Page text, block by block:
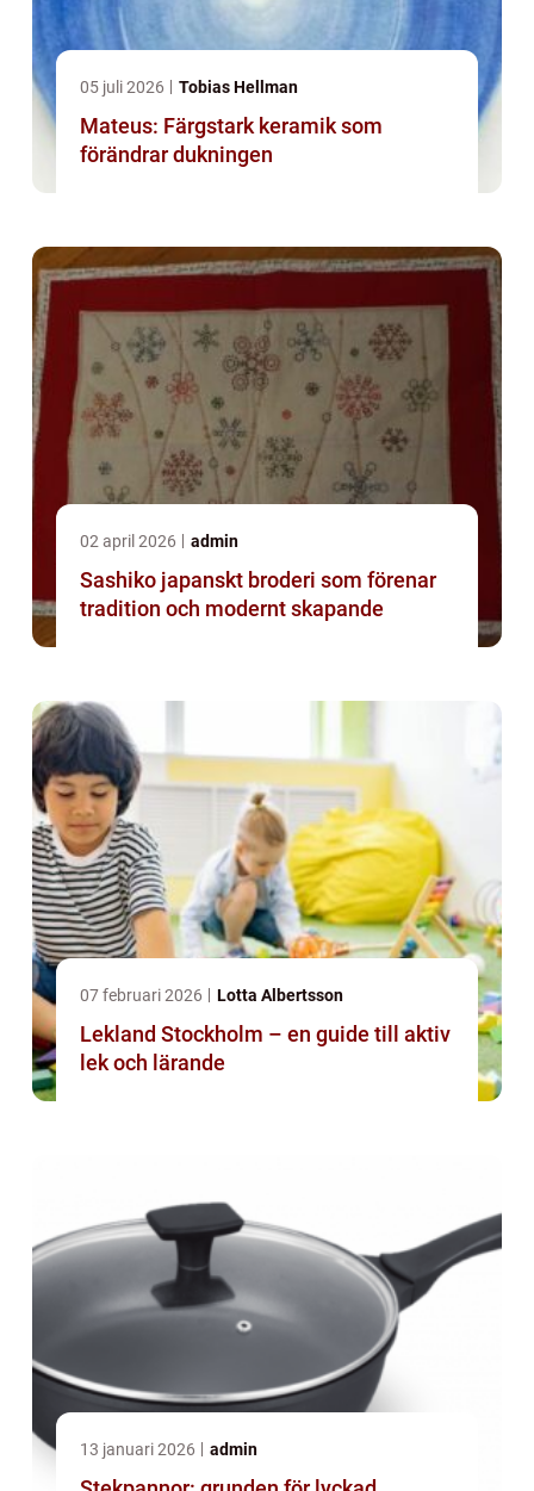
05 juli 2026 Tobias Hellman
Mateus: Färgstark keramik som
förändrar dukningen
02 april 2026 admin
Sashiko japanskt broderi som förenar
tradition och modernt skapande
07 februari 2026 Lotta Albertsson
Lekland Stockholm – en guide till aktiv
lek och lärande
13 januari 2026 admin